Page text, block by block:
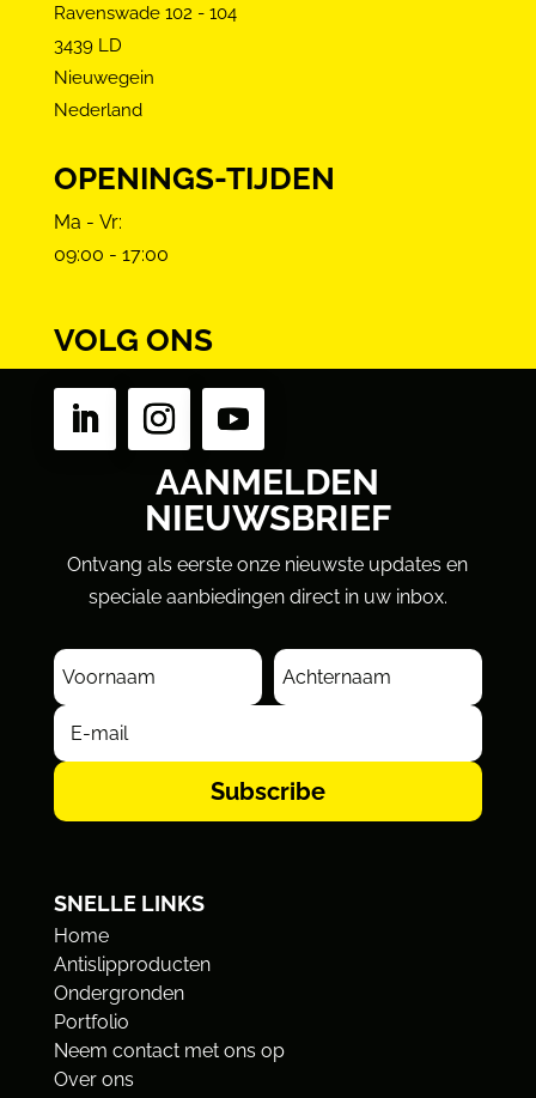
Ravenswade 102 - 104
3439 LD
Nieuwegein
Nederland
OPENINGS-TIJDEN
Ma - Vr:
09:00 - 17:00
VOLG ONS
AANMELDEN
NIEUWSBRIEF
Ontvang als eerste onze nieuwste updates en
speciale aanbiedingen direct in uw inbox.
Subscribe
SNELLE LINKS
Home
Antislipproducten
Ondergronden
Portfolio
Neem contact met ons op
Over ons